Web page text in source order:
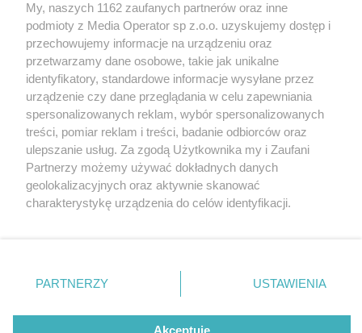
1 / 0
Wydawca mediów lokalnych
Nie zapomnij
zapoznać się z:
polityką prywatności regulamin korzystania z portali
Twojemiasto
Piekary Śląskie
Chorzów
Tarnowskie Góry
Gliwice
Skontakuj sięz nami
Kontakt
Wydawca
Redakcja
My, naszych 1162 zaufanych partnerów oraz inne
podmioty z Media Operator sp z.o.o. uzyskujemy dostęp i
przechowujemy informacje na urządzeniu oraz
przetwarzamy dane osobowe, takie jak unikalne
identyfikatory, standardowe informacje wysyłane przez
urządzenie czy dane przeglądania w celu zapewniania
spersonalizowanych reklam, wybór spersonalizowanych
treści, pomiar reklam i treści, badanie odbiorców oraz
ulepszanie usług. Za zgodą Użytkownika my i Zaufani
Partnerzy możemy używać dokładnych danych
geolokalizacyjnych oraz aktywnie skanować
charakterystykę urządzenia do celów identyfikacji.
zmienić/wycofać klikając przycisk ustawień prywatności
znajdujący się w lewym dolnym rogu strony
rodzaje przetwarzania danych nie wymagają zgody
użytkownika, ale masz prawo sprzeciwić się takiemu
PARTNERZY USTAWIENIA
Akceptuję